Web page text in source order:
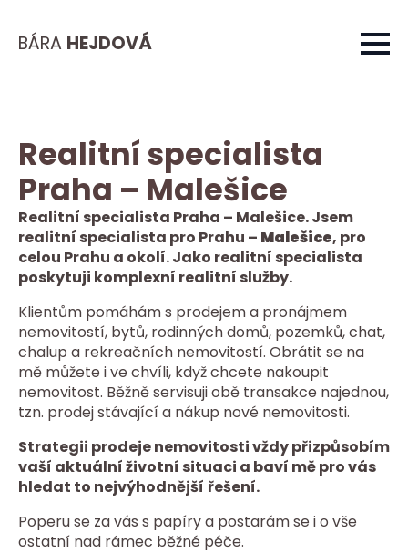
BÁRA HEJDOVÁ
Realitní specialista
Praha – Malešice
Realitní specialista Praha – Malešice. Jsem
realitní specialista pro Prahu – Malešice, pro
celou Prahu a okolí. Jako realitní specialista
poskytuji komplexní realitní služby.
Klientům pomáhám s prodejem a pronájmem
nemovitostí, bytů, rodinných domů, pozemků, chat,
chalup a rekreačních nemovitostí. Obrátit se na
mě můžete i ve chvíli, když chcete nakoupit
nemovitost. Běžně servisuji obě transakce najednou,
tzn. prodej stávající a nákup nové nemovitosti.
Strategii prodeje nemovitosti vždy přizpůsobím
vaší aktuální životní situaci a baví mě pro vás
hledat to nejvýhodnější řešení.
Poperu se za vás s papíry a postarám se i o vše
ostatní nad rámec běžné péče.